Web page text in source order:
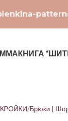
КНИГА
Брюки |